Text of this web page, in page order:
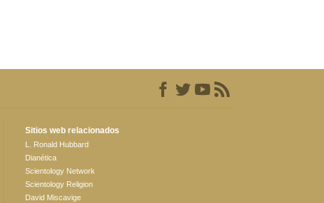
Sitios web relacionados
L. Ronald Hubbard
Dianética
Scientology Network
Scientology Religion
David Miscavige